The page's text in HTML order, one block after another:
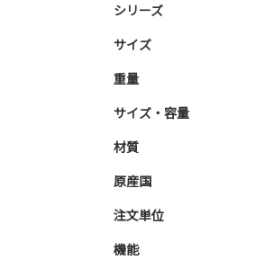
シリーズ
サイズ
重量
サイズ・容量
材質
原産国
注文単位
機能